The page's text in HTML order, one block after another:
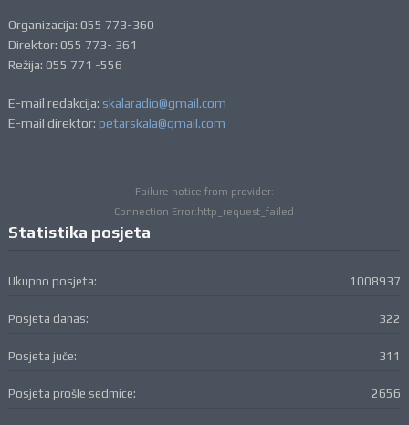
Organizacija: 055 773-360
Direktor: 055 773- 361
Režija: 055 771 -556
E-mail redakcija: skalaradio@gmail.com
E-mail direktor: petarskala@gmail.com
Failure notice from provider:
Connection Error:http_request_failed
Statistika posjeta
1008937
Ukupno posjeta:
322
Posjeta danas:
311
Posjeta juče:
2656
Posjeta prošle sedmice: